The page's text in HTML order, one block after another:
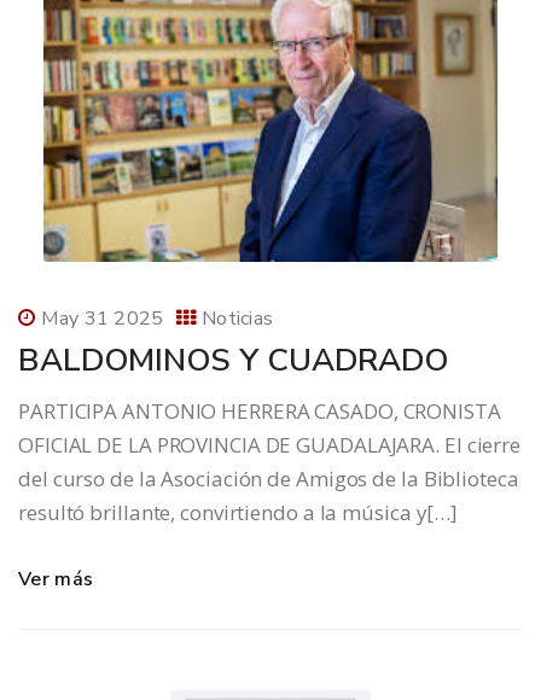
May 31 2025 Noticias
BALDOMINOS Y CUADRADO
PARTICIPA ANTONIO HERRERA CASADO, CRONISTA
OFICIAL DE LA PROVINCIA DE GUADALAJARA. El cierre
del curso de la Asociación de Amigos de la Biblioteca
resultó brillante, convirtiendo a la música y[…]
Ver más